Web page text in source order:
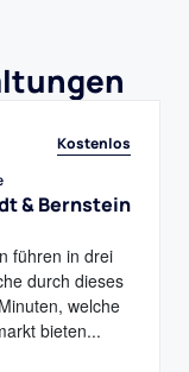
Kostenlos
& Bernstein
führen in drei
durch dieses
welche
bieten...